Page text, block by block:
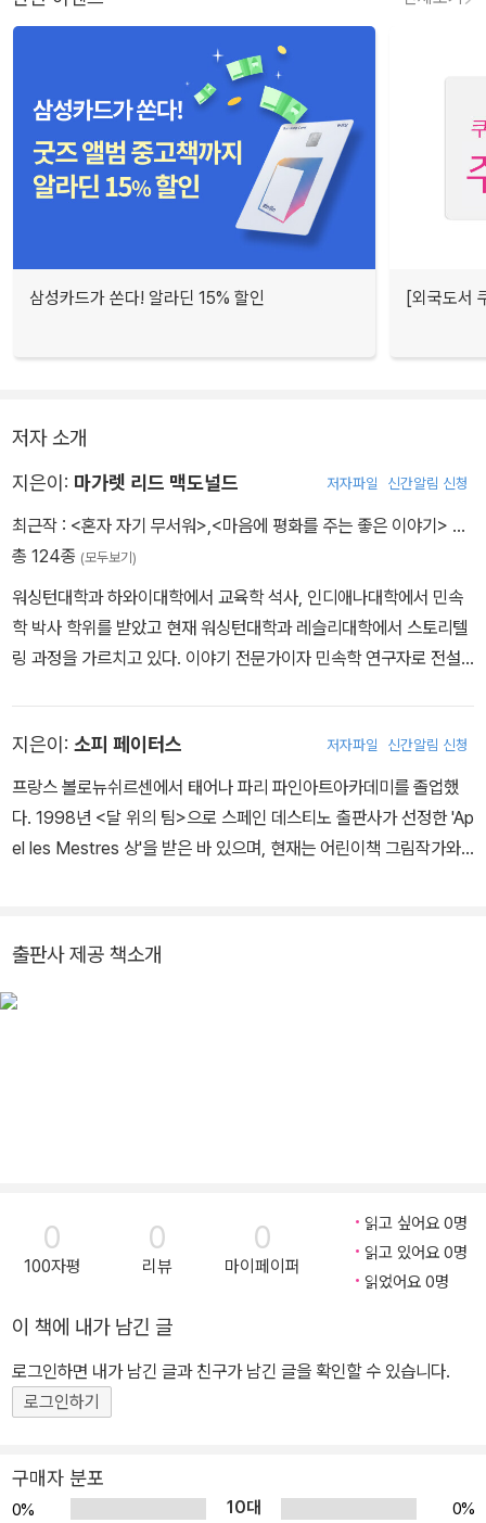
삼성카드가 쏜다! 알라딘 15% 할인 [외국도서
저자 소개
지은이: 마가렛 리드 맥도널드 저자파일 신간알림 신청
최근작 : <혼자 자기 무서워>,<마음에 평화를 주는 좋은 이야기> …
총 124종 (모두보기)
워싱턴대학과 하와이대학에서 교육학 석사, 인디애나대학에서 민속
학 박사 학위를 받았고 현재 워싱턴대학과 레슬리대학에서 스토리텔
링 과정을 가르치고 있다. 이야기 전문가이자 민속학 연구자로 전설
해 아동들에게 올바른 가치를 가르치는 방법'에 대한 부모와 교사를
위한 워크숍을 개최하고 있다.
지은이: 소피 페이터스 저자파일 신간알림 신청
프랑스 볼로뉴쉬르센에서 태어나 파리 파인아트아카데미를 졸업했
다. 1998년 <달 위의 팀>으로 스페인 데스티노 출판사가 선정한 'Ap
el les Mestres 상'을 받은 바 있으며, 현재는 어린이책 그림작가와
출판사 제공 책소개
0
100자평
0
리뷰
0
마이페이퍼
읽고 싶어요 0명
읽고 있어요 0명
읽었어요 0명
이 책에 내가 남긴 글
로그인하면 내가 남긴 글과 친구가 남긴 글을 확인할 수 있습니다.
로그인하기
구매자 분포
0% 10대
0%